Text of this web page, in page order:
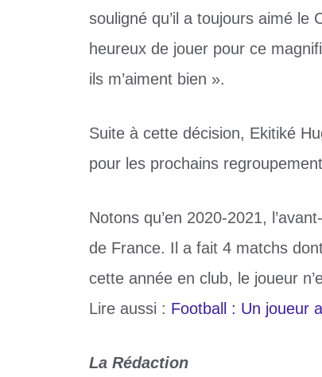
souligné qu’il a toujours aimé
heureux de jouer pour ce
ils m’aiment bien ».
Suite à cette décision, Ekitiké
pour les prochains
Notons qu’en 2020-2021,
de France. Il a fait 4 matchs
cette année en club, le joueur
Lire aussi : Football : Un joueur
La Rédaction